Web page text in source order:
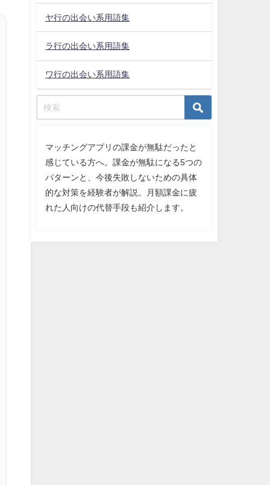
ヤ行の出会い系用語集
ラ行の出会い系用語集
ワ行の出会い系用語集
マッチングアプリの課金が無駄だったと
感じている方へ。課金が無駄になる5つの
パターンと、今後失敗しないための具体
的な対策を経験者が解説。月額課金に疲
れた人向けの代替手段も紹介します。